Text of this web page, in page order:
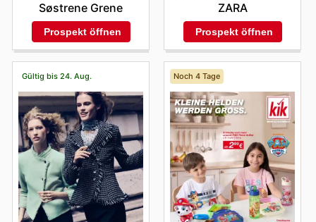
Søstrene Grene
Prospekt öffnen
ZARA
Prospekt öffnen
Gültig bis 24. Aug. Noch 4 Tage